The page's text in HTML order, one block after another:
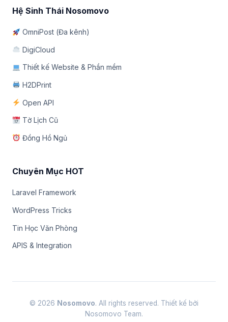
Hệ Sinh Thái Nosomovo
OmniPost (Đa kênh)
DigiCloud
Thiết kế Website & Phần mềm
H2DPrint
Open API
Tờ Lịch Cũ
Đồng Hồ Ngủ
Chuyên Mục HOT
Laravel Framework
WordPress Tricks
Tin Học Văn Phòng
APIS & Integration
© 2026 Nosomovo. All rights reserved. Thiết kế bởi
Nosomovo Team.